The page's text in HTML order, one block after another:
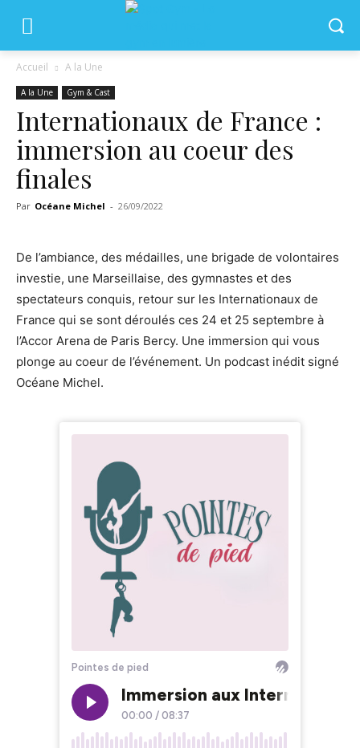
Accueil A la Une
A la Une Gym & Cast
Internationaux de France :
immersion au coeur des
finales
Par Océane Michel - 26/09/2022
De l’ambiance, des médailles, une brigade de volontaires
investie, une Marseillaise, des gymnastes et des
spectateurs conquis, retour sur les Internationaux de
France qui se sont déroulés ces 24 et 25 septembre à
l’Accor Arena de Paris Bercy. Une immersion qui vous
plonge au coeur de l’événement. Un podcast inédit signé
Océane Michel.